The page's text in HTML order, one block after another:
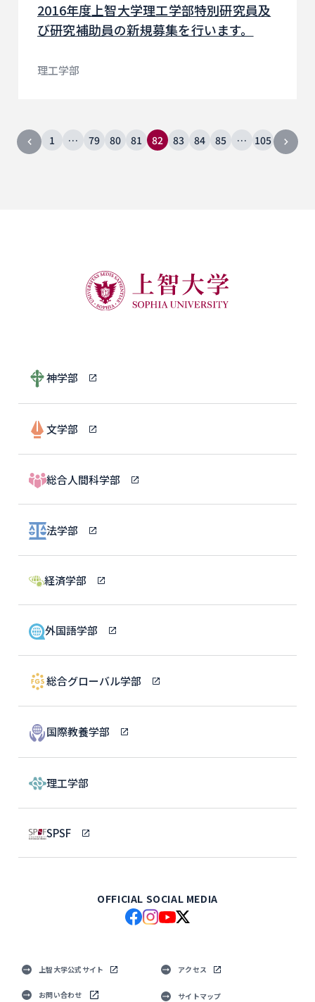
2016年度上智大学理工学部特別研究員及
び研究補助員の新規募集を行います。
理工学部
1 … 79 80 81 82 83 84 85 … 105
神学部
文学部
総合人間科学部
法学部
経済学部
外国語学部
総合グローバル学部
国際教養学部
理工学部
SPSF
OFFICIAL SOCIAL MEDIA
上智大学公式サイト アクセス
お問い合わせ サイトマップ